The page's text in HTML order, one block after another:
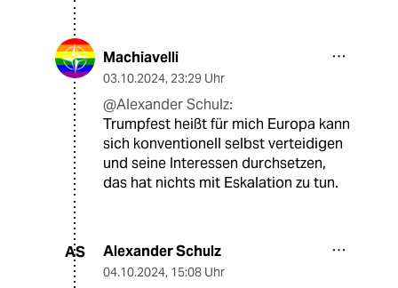
Machiavelli
03.10.2024, 23:29 Uhr
@Alexander Schulz:
Trumpfest heißt für mich Europa kann
sich konventionell selbst verteidigen
und seine Interessen durchsetzen,
das hat nichts mit Eskalation zu tun.
AS Alexander Schulz
04.10.2024, 15:08 Uhr